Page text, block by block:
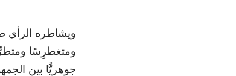
ويشاطره الرأي
ومتغطرِسًا
جوهريًّا بين